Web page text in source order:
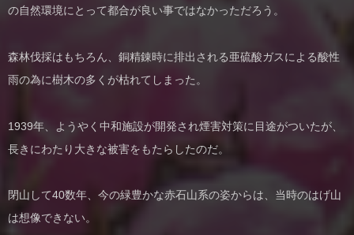
の自然環境にとって都合が良い事ではなかっただろう。
森林伐採はもちろん、銅精錬時に排出される亜硫酸ガスによる酸性
雨の為に樹木の多くが枯れてしまった。
1939年、ようやく中和施設が開発され煙害対策に目途がついたが、
長きにわたり大きな被害をもたらしたのだ。
閉山して40数年、今の緑豊かな赤石山系の姿からは、当時のはげ山
は想像できない。